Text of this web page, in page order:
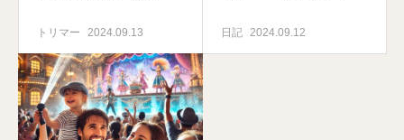
トリマー 2024.09.13 日記 2024.09.12